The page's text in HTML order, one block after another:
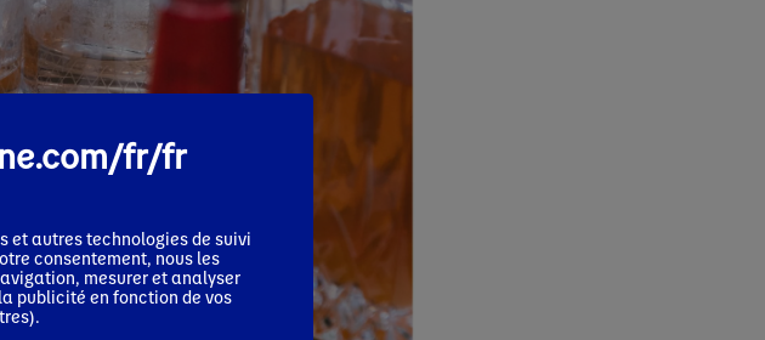
fr/fr
et autres technologies de suivi
consentement, nous les
mesurer et analyser
publicité en fonction de vos